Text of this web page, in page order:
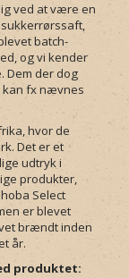
ved at være en
batch-
og vi kender
Dem der dog
kan fx nævnes
hvor de
Det er et
udtryk i
produkter,
Select
er blevet
brændt inden
år.
produktet: